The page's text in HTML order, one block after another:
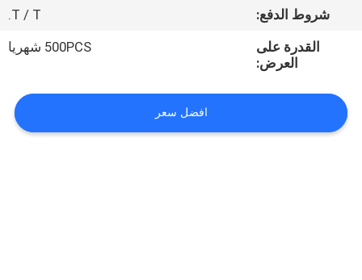
اتصل
اطلب
اقتباس
شروط الدفع:
T / T.
القدرة على
العرض:
500PCS شهريا
افضل سعر